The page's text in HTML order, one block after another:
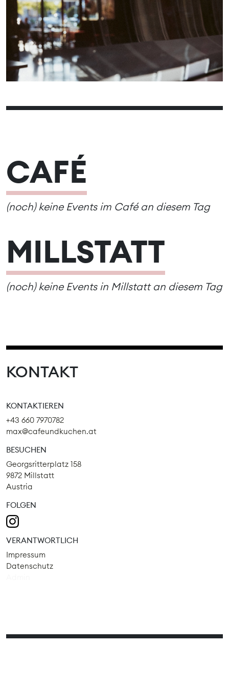
01 02 03 04
05
06
07 08 09 10 11
12
13
14 15 17 18
19
20
21 22 23 24 25
26
CAFÉ
(noch) keine Events im Café an diesem Tag
MILLSTATT
(noch) keine Events in Millstatt an diesem Tag
KONTAKT
KONTAKTIEREN
+43 660 7970782
max@cafeundkuchen.at
BESUCHEN
Georgsritterplatz 158
9872 Millstatt
Austria
FOLGEN
VERANTWORTLICH
Impressum
Datenschutz